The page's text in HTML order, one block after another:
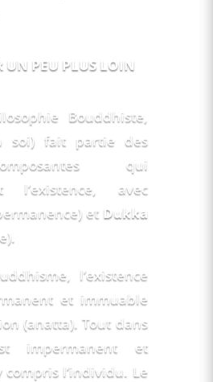
UN PEU PLUS LOIN
soi) fait partie des
qui
caractérisent l’existence, avec
et Dukka
l’existence
et immuable
(anatta). Tout dans
impermanent et
compris l’individu. Le